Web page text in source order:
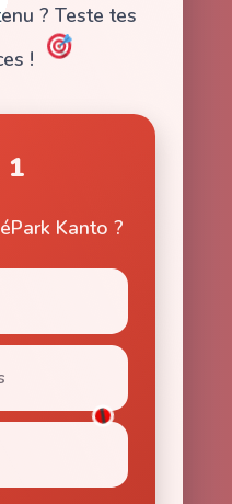
? Teste tes
!
1
Kanto ?